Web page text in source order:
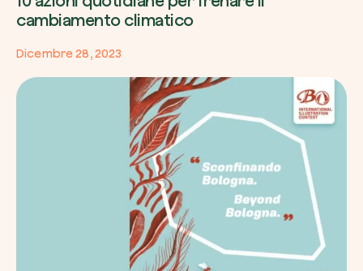
cambiamento climatico
Dicembre 28, 2023